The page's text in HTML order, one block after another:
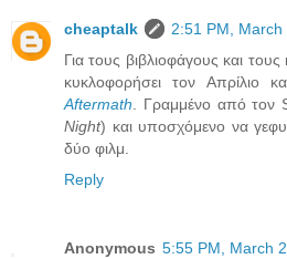
cheaptalk
2:51 PM, March
Για τους βιβλιοφάγους και
κυκλοφορήσει τον Απρίλιο
Aftermath . Γραμμένο από
Night) και υποσχόμενο να
δύο φιλμ.
Reply
Anonymous 5:55 PM, March